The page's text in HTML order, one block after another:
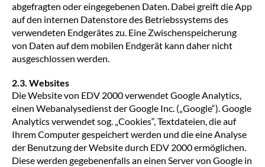
abgefragten oder eingegebenen Daten. Dabei greift die App
auf den internen Datenstore des Betriebssystems des
verwendeten Endgerätes zu. Eine Zwischenspeicherung
von Daten auf dem mobilen Endgerät kann daher nicht
ausgeschlossen werden.
2.3. Websites
Die Website von EDV 2000 verwendet Google Analytics,
einen Webanalysedienst der Google Inc. („Google“). Google
Analytics verwendet sog. „Cookies“, Textdateien, die auf
Ihrem Computer gespeichert werden und die eine Analyse
der Benutzung der Website durch EDV 2000 ermöglichen.
Diese werden gegebenenfalls an einen Server von Google in